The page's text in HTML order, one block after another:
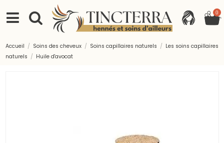
0
Accueil Soins des cheveux Soins capillaires naturels
Les soins capillaires
naturels
Huile d'avocat